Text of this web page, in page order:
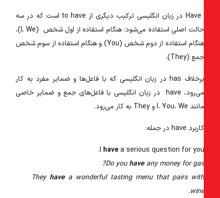
ترکیب دیگری از to have است که در سه
حالت اصلی استفاده می‌شود: هنگام استفاده از اول شخص (I, We)،
هنگام استفاده از دوم شخص (You) و هنگام استفاده از سوم شخص
جمع (They).
has در زبان انگلیسی
که با فاعل‌ها و ضمایر مفرد به کار
می‌رود،have در زبان انگلیسی
با فاعل‌های جمع و ضمایر خاصی
کاربرد have در جمله:
Ihavea serious question for you.
Do youhaveany money for gas?
They havea wonderful tasting menu that pairs with